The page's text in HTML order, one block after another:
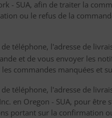
- SUA, afin de traiter la
ou le refus de la
téléphone, l'adresse de
et de vous envoyer les
commandes manquées et
téléphone, l'adresse de
en Oregon - SUA, pour
portant sur la confirmation